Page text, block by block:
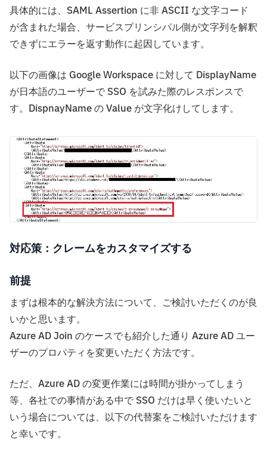
具体的には、SAML Assertion に非 ASCII な文字コード
が含まれた場合、サービスプリンシパル側が文字列を解釈
できずにエラーを返す動作に起因しています。
以下の画像は Google Workspace に対して DisplayName
が日本語のユーザーで SSO を試みた際のレスポンスで
す。DispnayName の Value が文字化けしてします。
対応策：クレームをカスタマイズする
前提
まずは根本的な解決方法について、ご検討いただくのが良
いかと思います。
Azure AD Join のケースでも紹介した通り Azure AD ユー
ザーのプロパティを変更いただく方法です。
ただ、Azure AD の変更作業には時間が掛かってしまう
等、各社での事情がある中で SSO だけは早く使いたいと
いう場合については、以下の代替案をご検討いただけます
と幸いです。